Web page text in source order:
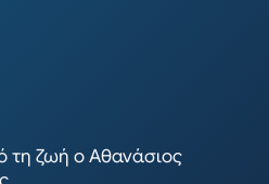
τη ζωή ο Αθανάσιος